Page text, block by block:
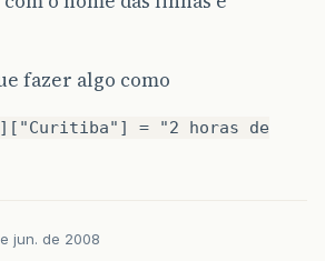
fazer algo como
= "2 horas de
jun. de 2008